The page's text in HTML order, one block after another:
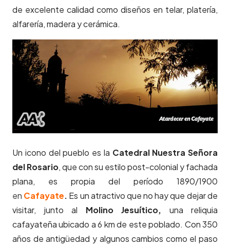
de excelente calidad como diseños en telar, platería,
alfarería, madera y cerámica.
Un icono del pueblo es la Catedral Nuestra Señora
del Rosario, que con su estilo post-colonial y fachada
plana, es propia del período 1890/1900
en Cafayate. Es un atractivo que no hay que dejar de
visitar, junto al Molino Jesuítico, una reliquia
cafayateña ubicado a 6 km de este poblado. Con 350
años de antigüedad y algunos cambios como el paso